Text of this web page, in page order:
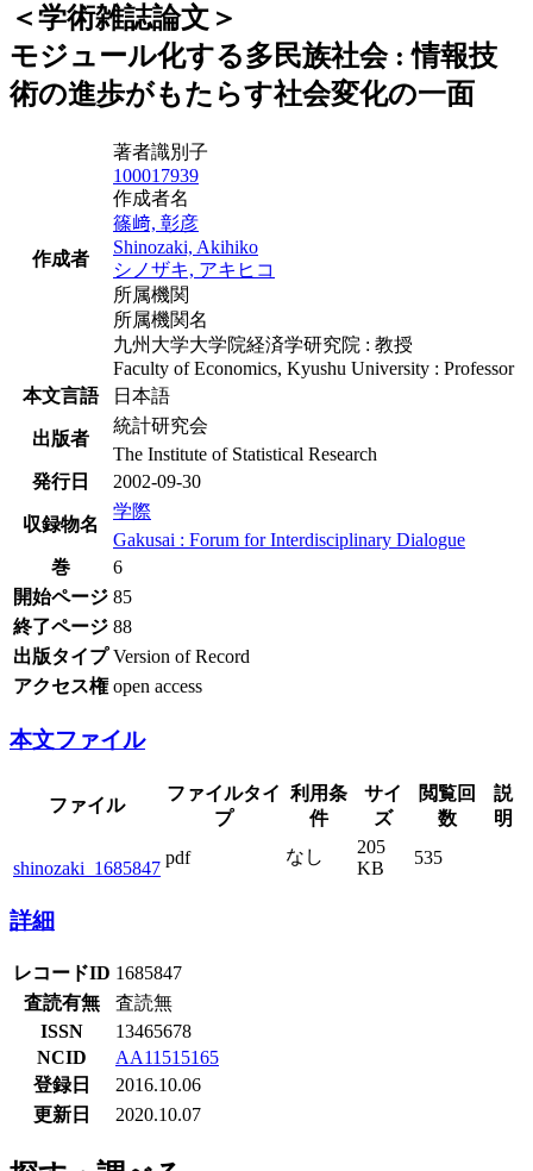
＜学術雑誌論文＞
モジュール化する多民族社会 : 情報技
術の進歩がもたらす社会変化の一面
作成者
著者識別子
100017939
作成者名
篠﨑, 彰彦
Shinozaki, Akihiko
シノザキ, アキヒコ
所属機関
所属機関名
九州大学大学院経済学研究院 : 教授
Faculty of Economics, Kyushu University : Professor
本文言語
日本語
出版者
統計研究会
The Institute of Statistical Research
発行日
2002-09-30
収録物名
学際
Gakusai : Forum for Interdisciplinary Dialogue
巻
6
開始ページ 85
終了ページ 88
出版タイプ Version of Record
アクセス権 open access
本文ファイル
ファイル
ファイルタイ
プ
利用条
件
サイ
ズ
閲覧回
数
説
明
shinozaki_1685847
pdf なし
205
KB
535
詳細
レコードID 1685847
査読有無
査読無
ISSN
13465678
NCID
AA11515165
登録日
2016.10.06
更新日
2020.10.07